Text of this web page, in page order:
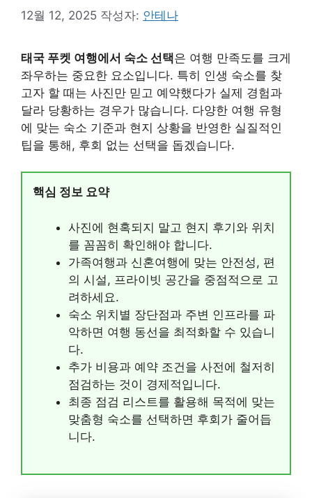
12월 12, 2025 작성자: 안테나
태국 푸켓 여행에서 숙소 선택은 여행 만족도를 크게
좌우하는 중요한 요소입니다. 특히 인생 숙소를 찾
고자 할 때는 사진만 믿고 예약했다가 실제 경험과
달라 당황하는 경우가 많습니다. 다양한 여행 유형
에 맞는 숙소 기준과 현지 상황을 반영한 실질적인
팁을 통해, 후회 없는 선택을 돕겠습니다.
핵심 정보 요약
사진에 현혹되지 말고 현지 후기와 위치
를 꼼꼼히 확인해야 합니다.
가족여행과 신혼여행에 맞는 안전성, 편
의 시설, 프라이빗 공간을 중점적으로 고
려하세요.
숙소 위치별 장단점과 주변 인프라를 파
악하면 여행 동선을 최적화할 수 있습니
다.
추가 비용과 예약 조건을 사전에 철저히
점검하는 것이 경제적입니다.
최종 점검 리스트를 활용해 목적에 맞는
맞춤형 숙소를 선택하면 후회가 줄어듭
니다.